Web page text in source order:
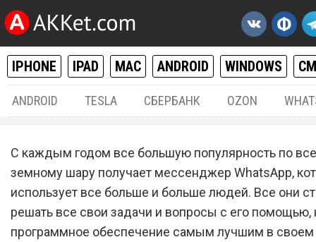
IPHONE IPAD MAC ANDROID WINDOWS
ANDROID TESLA СБЕРБАНК OZON
WhatsApp осчастливил
пользователей новой
долгожданной функцией
С каждым годом все большую популярность по
земному шару получает мессенджер WhatsApp,
использует все больше и больше людей. Все они
решать все свои задачи и вопросы с его помощью,
программное обеспечение самым лучшим в своем